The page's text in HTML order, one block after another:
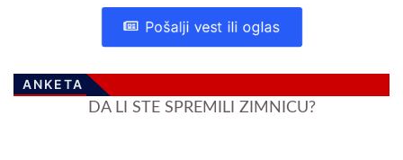
Pošalji vest ili oglas
ANKETA
DA LI STE SPREMILI ZIMNICU?